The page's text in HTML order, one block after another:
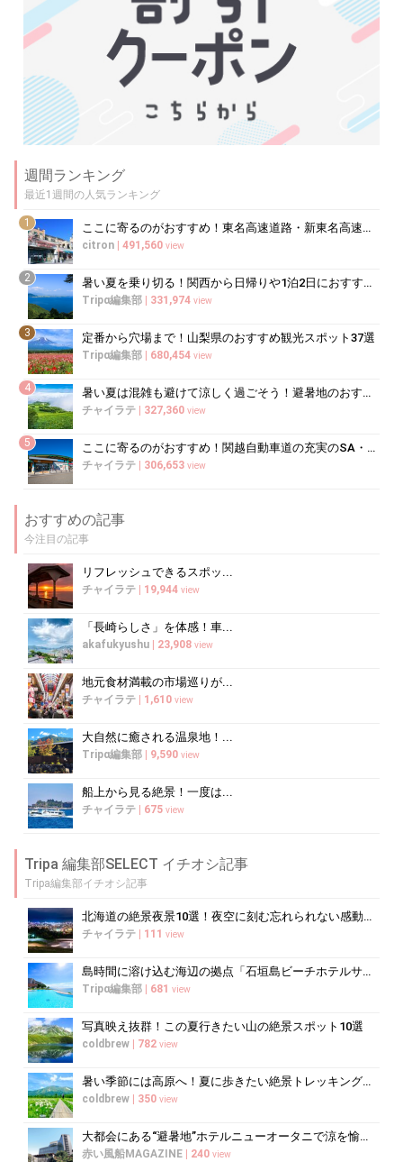
週間ランキング
最近1週間の人気ランキング
1 ここに寄るのがおすすめ！東名高速道路・新東名高速道路の充実のSA・PA10選
citron 491,560 view
2 暑い夏を乗り切る！関西から日帰りや1泊2日におすすめの避暑地10選
Tripα編集部 331,974 view
3 定番から穴場まで！山梨県のおすすめ観光スポット37選
Tripα編集部 680,454 view
4 暑い夏は混雑も避けて涼しく過ごそう！避暑地のおすすめ穴場スポット10選
チャイラテ 327,360 view
5 ここに寄るのがおすすめ！関越自動車道の充実のSA・PA5選
チャイラテ 306,653 view
おすすめの記事
今注目の記事
リフレッシュできるスポッ...
チャイラテ 19,944 view
「長崎らしさ」を体感！車...
akafukyushu 23,908 view
地元食材満載の市場巡りが...
チャイラテ 1,610 view
大自然に癒される温泉地！...
Tripα編集部 9,590 view
船上から見る絶景！一度は...
チャイラテ 675 view
Tripa 編集部SELECT イチオシ記事
Tripa編集部イチオシ記事
北海道の絶景夜景10選！夜空に刻む忘れられない感動の光景へ
チャイラテ 111 view
島時間に溶け込む海辺の拠点「石垣島ビーチホテルサンシャイン」で心ほどけるく...
Tripα編集部 681 view
写真映え抜群！この夏行きたい山の絶景スポット10選
coldbrew 782 view
暑い季節には高原へ！夏に歩きたい絶景トレッキング10選
coldbrew 350 view
大都会にある“避暑地”ホテルニューオータニで涼を愉しむ
赤い風船MAGAZINE 240 view